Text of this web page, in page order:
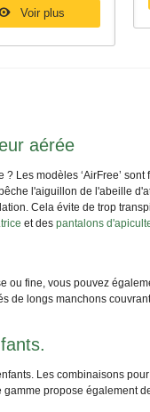
Voir plus
aérée
? Les modèles ‘AirFree’
l'aiguillon de l'abeille
Cela évite de trop
et des pantalons
ou fine, vous pouvez
de longs manchons
Les combinaisons
propose également